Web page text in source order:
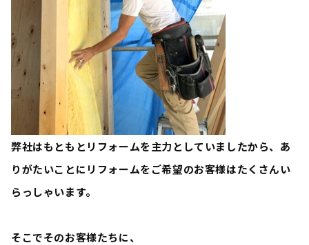
弊社はもともとリフォームを主力としていましたから、あ
りがたいことにリフォームをご希望のお客様はたくさんい
らっしゃいます。
そこでそのお客様たちに、